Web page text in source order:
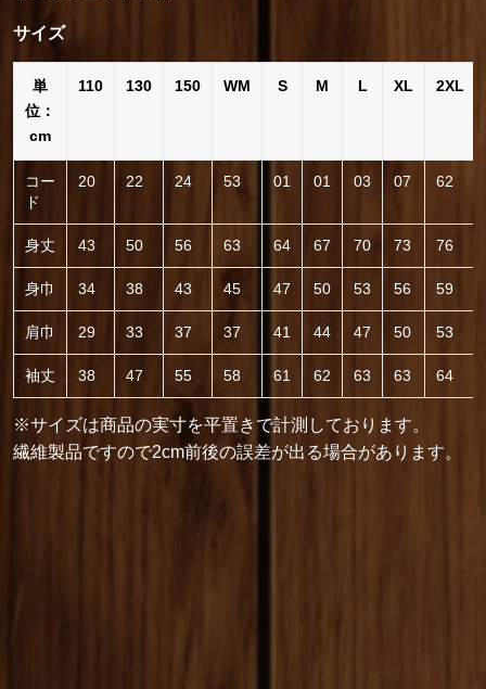
サイズ
単
位：
cm
110 130 150 WM S M L XL 2XL
コー
ド
20 22 24 53 01 01 03 07 62
身丈 43 50 56 63 64 67 70 73 76
身巾 34 38 43 45 47 50 53 56 59
肩巾 29 33 37 37 41 44 47 50 53
袖丈 38 47 55 58 61 62 63 63 64
※サイズは商品の実寸を平置きで計測しております。
繊維製品ですので2cm前後の誤差が出る場合があります。